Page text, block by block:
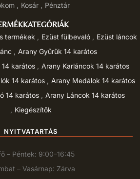
Kosár Pénztár
termékek Ezüst fülbevaló
Ezüst láncok
Arany Gyűrűk 14 karátos
karátos
Arany Karláncok 14 karátos
14 karátos
Arany Medálok 14 karátos
14 karátos
Arany Láncok 14 karátos
Kiegészítők
NYITVATARTÁS
– Péntek: 9:00–16:45
– Vasárnap: Zárva